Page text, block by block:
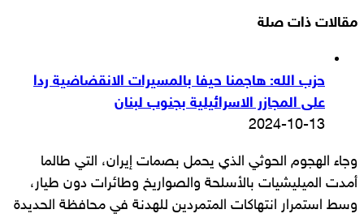
مقالات ذات صلة
حزب الله: هاجمنا حيفا بالمسيرات الانقضاضية ردا
على المجازر الاسرائيلية بجنوب لبنان
2024-10-13
وجاء الهجوم الحوثي الذي يحمل بصمات إيران، التي طالما
أمدت الميليشيات بالأسلحة والصواريخ وطائرات دون طيار،
وسط استمرار انتهاكات المتمردين للهدنة في محافظة الحديدة